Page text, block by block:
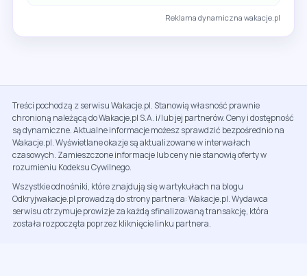
Reklama dynamiczna wakacje.pl
Treści pochodzą z serwisu Wakacje.pl. Stanowią własność prawnie
chronioną należącą do Wakacje.pl S.A. i/lub jej partnerów. Ceny i dostępność
są dynamiczne. Aktualne informacje możesz sprawdzić bezpośrednio na
Wakacje.pl. Wyświetlane okazje są aktualizowane w interwałach
czasowych. Zamieszczone informacje lub ceny nie stanowią oferty w
rozumieniu Kodeksu Cywilnego.
Wszystkie odnośniki, które znajdują się w artykułach na blogu
Odkryjwakacje.pl prowadzą do strony partnera: Wakacje.pl. Wydawca
serwisu otrzymuje prowizje za każdą sfinalizowaną transakcję, która
została rozpoczęta poprzez kliknięcie linku partnera.